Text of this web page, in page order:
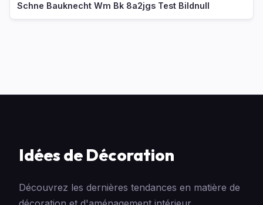
Schne Bauknecht Wm Bk 8a2jgs Test Bildnull
Idées de Décoration
Découvrez les dernières tendances en matière de